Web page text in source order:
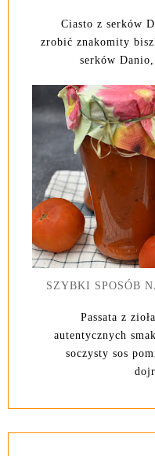
Ciasto z serków
zrobić znakomity
serków
SZYBKI SPOSÓB
Passata z
autentycznych
soczysty sos